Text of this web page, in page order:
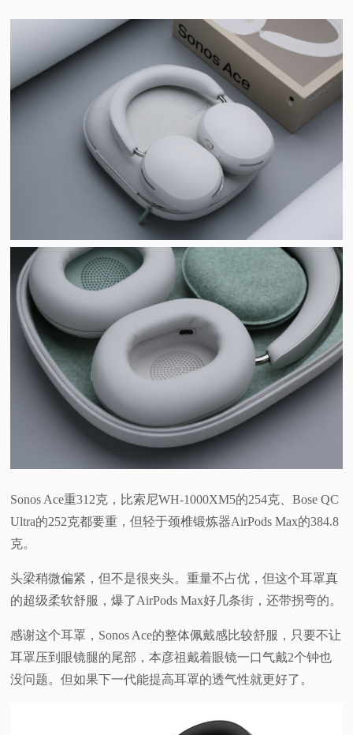
Sonos Ace重312克，比索尼WH-1000XM5的254克、Bose QC
Ultra的252克都要重，但轻于颈椎锻炼器AirPods Max的384.8
克。
头梁稍微偏紧，但不是很夹头。重量不占优，但这个耳罩真
的超级柔软舒服，爆了AirPods Max好几条街，还带拐弯的。
感谢这个耳罩，Sonos Ace的整体佩戴感比较舒服，只要不让
耳罩压到眼镜腿的尾部，本彦祖戴着眼镜一口气戴2个钟也
没问题。但如果下一代能提高耳罩的透气性就更好了。